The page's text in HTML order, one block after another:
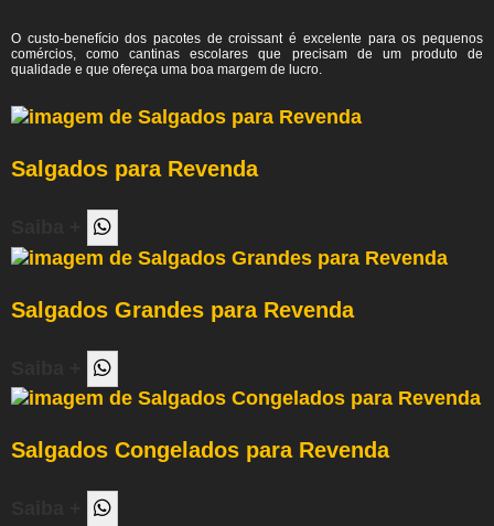
O custo-benefício dos pacotes de croissant é excelente para os pequenos
comércios, como cantinas escolares que precisam de um produto de
qualidade e que ofereça uma boa margem de lucro.
Salgados para Revenda
Salgados Grandes para Revenda
Salgados Congelados para Revenda